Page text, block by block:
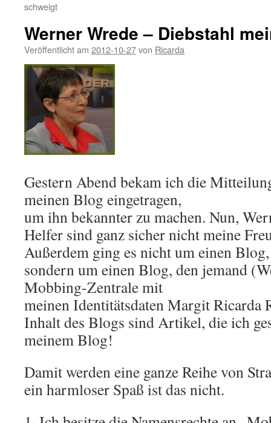
schweigt
Werner Wrede – Diebstahl
Veröffentlicht am 2012-10-27von Ricarda
Gestern Abend bekam ich die
meinen Blog eingetragen,
um ihn bekannter zu machen. Nun,
Helfer sind ganz sicher nicht meine
Außerdem ging es nicht um einen
sondern um einen Blog, den jemand
Mobbing-Zentrale mit
meinen Identitätsdaten Margit Ricarda
Inhalt des Blogs sind Artikel, die ich
meinem Blog!
Damit werden eine ganze Reihe von
ein harmloser Spaß ist das nicht.